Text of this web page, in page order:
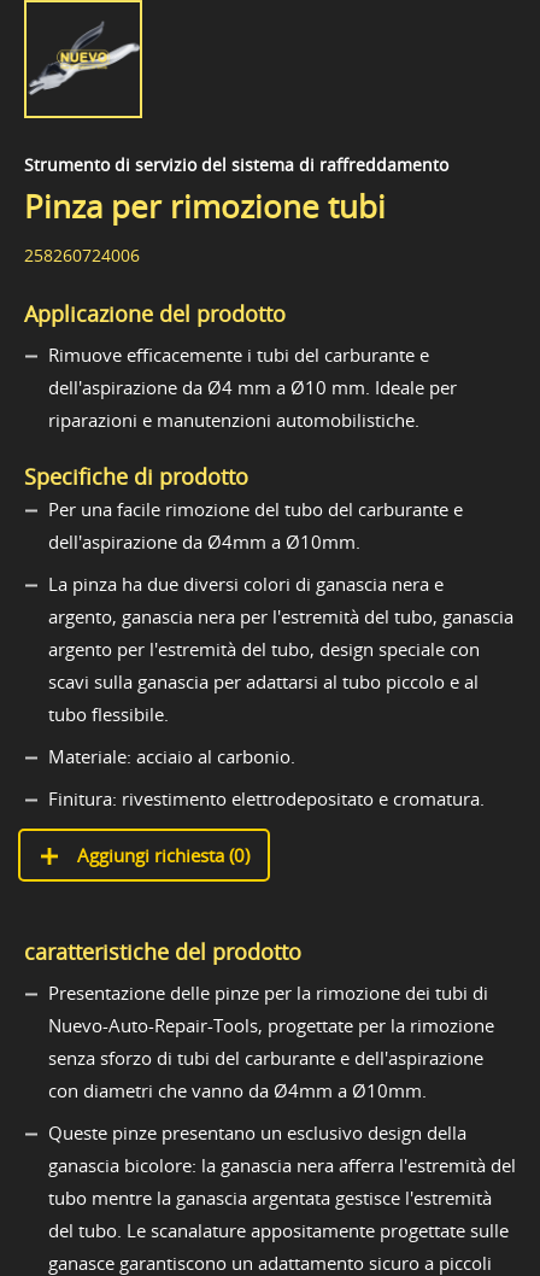
Strumento di servizio del sistema di raffreddamento
Pinza per rimozione tubi
258260724006
Applicazione del prodotto
Rimuove efficacemente i tubi del carburante e
dell'aspirazione da Ø4 mm a Ø10 mm. Ideale per
riparazioni e manutenzioni automobilistiche.
Specifiche di prodotto
Per una facile rimozione del tubo del carburante e
dell'aspirazione da Ø4mm a Ø10mm.
La pinza ha due diversi colori di ganascia nera e
argento, ganascia nera per l'estremità del tubo, ganascia
argento per l'estremità del tubo, design speciale con
scavi sulla ganascia per adattarsi al tubo piccolo e al
tubo flessibile.
Materiale: acciaio al carbonio.
Finitura: rivestimento elettrodepositato e cromatura.
Aggiungi richiesta (0)
caratteristiche del prodotto
Presentazione delle pinze per la rimozione dei tubi di
Nuevo-Auto-Repair-Tools, progettate per la rimozione
senza sforzo di tubi del carburante e dell'aspirazione
con diametri che vanno da Ø4mm a Ø10mm.
Queste pinze presentano un esclusivo design della
ganascia bicolore: la ganascia nera afferra l'estremità del
tubo mentre la ganascia argentata gestisce l'estremità
del tubo. Le scanalature appositamente progettate sulle
ganasce garantiscono un adattamento sicuro a piccoli